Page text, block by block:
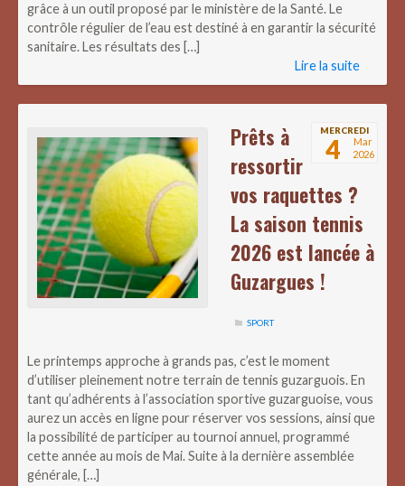
grâce à un outil proposé par le ministère de la Santé. Le
contrôle régulier de l’eau est destiné à en garantir la sécurité
sanitaire. Les résultats des […]
Lire la suite
MERCREDI
4
Mar
2026
Prêts à
ressortir
vos raquettes ?
La saison tennis
2026 est lancée à
Guzargues !
SPORT
Le printemps approche à grands pas, c’est le moment
d’utiliser pleinement notre terrain de tennis guzarguois. En
tant qu’adhérents à l’association sportive guzarguoise, vous
aurez un accès en ligne pour réserver vos sessions, ainsi que
la possibilité de participer au tournoi annuel, programmé
cette année au mois de Mai. Suite à la dernière assemblée
générale, […]